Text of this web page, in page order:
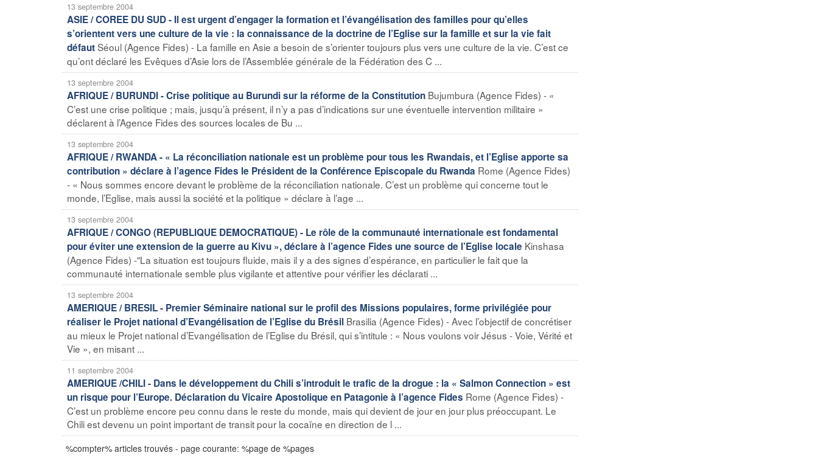
13 septembre 2004
ASIE / COREE DU SUD - Il est urgent d’engager la formation et l’évangélisation des familles pour qu’elles
s’orientent vers une culture de la vie : la connaissance de la doctrine de l’Eglise sur la famille et sur la vie fait
défautSéoul (Agence Fides) - La famille en Asie a besoin de s’orienter toujours plus vers une culture de la vie. C’est ce
qu’ont déclaré les Evêques d’Asie lors de l’Assemblée générale de la Fédération des C ...
13 septembre 2004
AFRIQUE / BURUNDI - Crise politique au Burundi sur la réforme de la Constitution Bujumbura (Agence Fides) - «
C’est une crise politique ; mais, jusqu’à présent, il n’y a pas d’indications sur une éventuelle intervention militaire »
déclarent à l’Agence Fides des sources locales de Bu ...
13 septembre 2004
AFRIQUE / RWANDA - « La réconciliation nationale est un problème pour tous les Rwandais, et l’Eglise apporte sa
contribution » déclare à l’agence Fides le Président de la Conférence Episcopale du Rwanda Rome (Agence Fides)
- « Nous sommes encore devant le problème de la réconciliation nationale. C’est un problème qui concerne tout le
monde, l’Eglise, mais aussi la société et la politique » déclare à l’age ...
13 septembre 2004
AFRIQUE / CONGO (REPUBLIQUE DEMOCRATIQUE) - Le rôle de la communauté internationale est fondamental
pour éviter une extension de la guerre au Kivu », déclare à l’agence Fides une source de l’Eglise locale Kinshasa
(Agence Fides) -"La situation est toujours fluide, mais il y a des signes d’espérance, en particulier le fait que la
communauté internationale semble plus vigilante et attentive pour vérifier les déclarati ...
13 septembre 2004
AMERIQUE / BRESIL - Premier Séminaire national sur le profil des Missions populaires, forme privilégiée pour
réaliser le Projet national d’Evangélisation de l’Eglise du Brésil Brasilia (Agence Fides) - Avec l’objectif de concrétiser
au mieux le Projet national d’Evangélisation de l’Eglise du Brésil, qui s’intitule : « Nous voulons voir Jésus - Voie, Vérité et
Vie », en misant ...
11 septembre 2004
AMERIQUE /CHILI - Dans le développement du Chili s’introduit le trafic de la drogue : la « Salmon Connection » est
un risque pour l’Europe. Déclaration du Vicaire Apostolique en Patagonie à l’agence Fides Rome (Agence Fides) -
C’est un problème encore peu connu dans le reste du monde, mais qui devient de jour en jour plus préoccupant. Le
Chili est devenu un point important de transit pour la cocaïne en direction de l ...
%compter% articles trouvés - page courante: %page de %pages